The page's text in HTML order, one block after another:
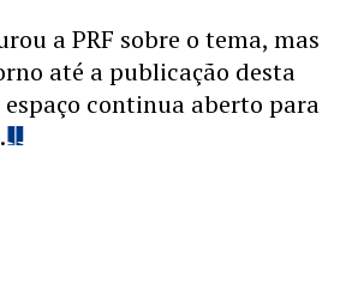
a PRF sobre o tema, mas
até a publicação desta
continua aberto para